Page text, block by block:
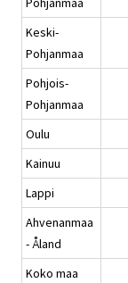
Keski-
Pohjanmaa
Pohjois-
Pohjanmaa
Oulu
Kainuu
Lappi
Ahvenanmaa
- Åland
Koko maa